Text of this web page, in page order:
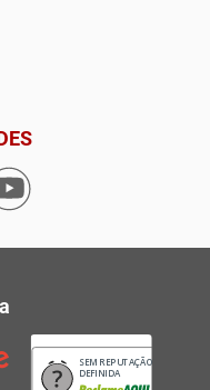
SEM REPUTAÇÃO
DEFINIDA